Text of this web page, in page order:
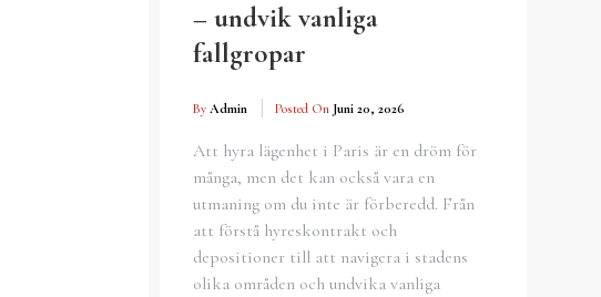
– undvik vanliga
fallgropar
By Admin Posted On Juni 20, 2026
Att hyra lägenhet i Paris är en dröm för
många, men det kan också vara en
utmaning om du inte är förberedd. Från
att förstå hyreskontrakt och
depositioner till att navigera i stadens
olika områden och undvika vanliga